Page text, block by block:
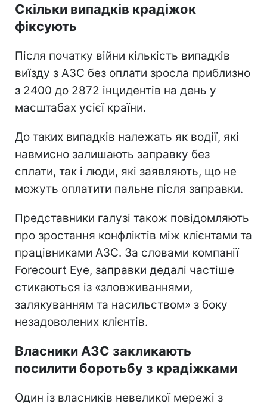
Скільки випадків крадіжок
фіксують
Після початку війни кількість випадків
виїзду з АЗС без оплати зросла приблизно
з 2400 до 2872 інцидентів на день у
масштабах усієї країни.
До таких випадків належать як водії, які
навмисно залишають заправку без
сплати, так і люди, які заявляють, що не
можуть оплатити пальне після заправки.
Представники галузі також повідомляють
про зростання конфліктів між клієнтами та
працівниками АЗС. За словами компанії
Forecourt Eye, заправки дедалі частіше
стикаються із «зловживаннями,
залякуванням та насильством» з боку
незадоволених клієнтів.
Власники АЗС закликають
посилити боротьбу з крадіжками
Один із власників невеликої мережі з